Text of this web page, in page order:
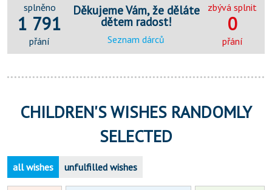
splněno
1 791
přání
Děkujeme Vám, že děláte
dětem radost!
Seznam dárců
zbývá splnit
0
přání
CHILDREN'S WISHES RANDOMLY
SELECTED
all wishes unfulfilled wishes